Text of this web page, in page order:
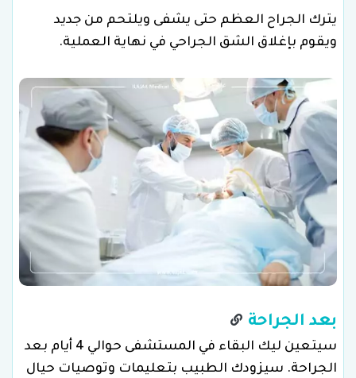
يترك الجراح العظم حتى يشفى ويلتحم من جديد
ويقوم بإغلاق الشق الجراحي في نهاية العملية.
بعد الجراحة
سيتعين ليك البقاء في المستشفى حوالي 4 أيام بعد
الجراحة. سيزودك الطبيب بتعليمات وتوصيات حيال